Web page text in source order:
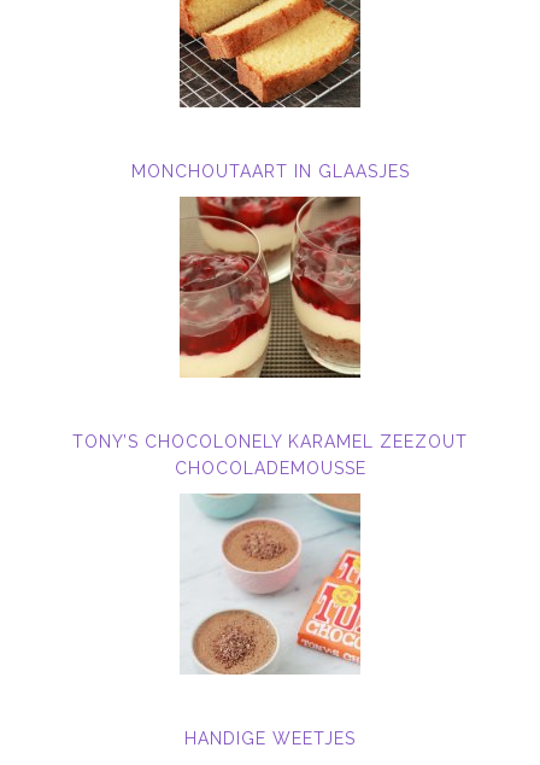
MONCHOUTAART IN GLAASJES
TONY’S CHOCOLONELY KARAMEL ZEEZOUT
CHOCOLADEMOUSSE
HANDIGE WEETJES